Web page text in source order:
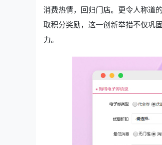
消费热情，回归门店。更令人称道
取积分奖励，这一创新举措不仅巩
力。